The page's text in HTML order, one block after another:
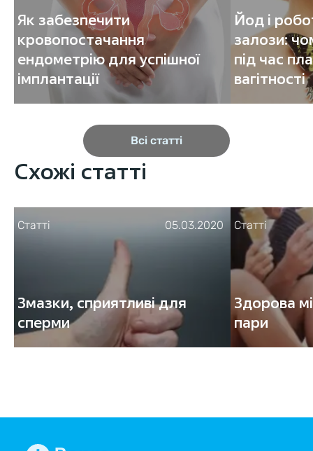
Як забезпечити
кровопостачання
ендометрію для успішної
імплантації
Йод і
залози:
під час
вагітності
Всі статті
Схожі статті
Статті 05.03.2020
Змазки, сприятливі для
сперми
Статті
Здорова
пари